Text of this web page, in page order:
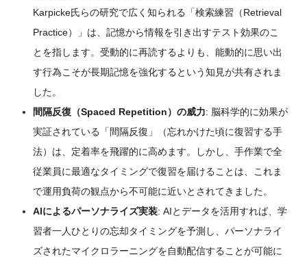
Karpicke氏らの研究で広く知られる「検索練習（Retrieval
Practice）」は、記憶から情報を引き出すテスト効果のこ
とを指します。受動的に再読するよりも、能動的に思い出
す行為こそが長期記憶を強化するという知見が共有されま
した。
間隔反復（Spaced Repetition）の威力: 脳科学的に効果が
実証されている「間隔反復」（忘れかけた頃に復習する手
法）は、定着率を飛躍的に高めます。しかし、手作業で全
従業員に最適なタイミングで復習を届けることは、これま
で運用負荷の観点から不可能に近いとされてきました。
AIによるパーソナライズ実装: AIとデータを活用すれば、学
習者一人ひとりの忘却タイミングを予測し、パーソナライ
ズされたマイクロラーニングを自動配信することが可能に